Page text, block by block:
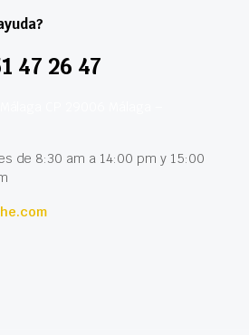
47 26 47
de 8:30 am a 14:00 pm y 15:00